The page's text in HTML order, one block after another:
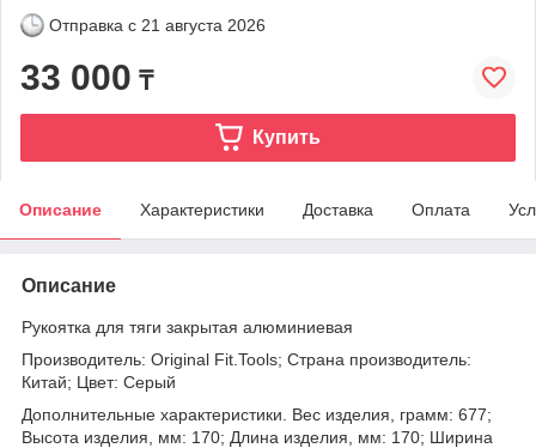
Отправка с 21 августа 2026
33 000 ₸
Купить
Описание Характеристики Доставка Оплата
Описание
Рукоятка для тяги закрытая алюминиевая
Производитель: Original Fit.Tools; Страна производитель:
Китай; Цвет: Серый
Дополнительные характеристики. Вес изделия, грамм: 677;
Высота изделия, мм: 170; Длина изделия, мм: 170; Ширина